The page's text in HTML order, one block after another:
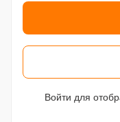
Войти для